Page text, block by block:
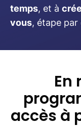
temps, et à
vous, étape par
En
accès à